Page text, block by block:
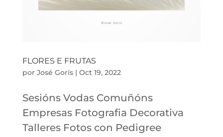
FLORES E FRUTAS
por José Gorís| Oct 19, 2022
Sesións Vodas Comuñóns
Empresas Fotografia Decorativa
Talleres Fotos con Pedigree